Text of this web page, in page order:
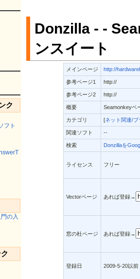
ク
フト
の入
Donzilla - -
ンスイート
メインページ http://
参考ページ1 http://
参考ページ2 http://
概要 Seamonkeyベ
カテゴリ [ネット関連/ブ
関連ソフト --
検索 Donzillaを
ライセンス フリー
Vectorページ あれば登録→
窓の杜ページ あれば登録→
登録日 2009-5-20以前